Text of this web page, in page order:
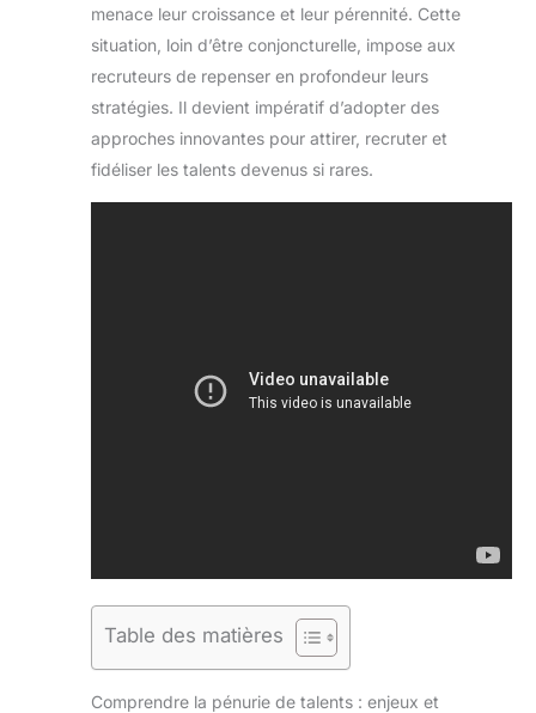
menace leur croissance et leur pérennité. Cette
situation, loin d’être conjoncturelle, impose aux
recruteurs de repenser en profondeur leurs
stratégies. Il devient impératif d’adopter des
approches innovantes pour attirer, recruter et
fidéliser les talents devenus si rares.
Table des matières
Comprendre la pénurie de talents : enjeux et